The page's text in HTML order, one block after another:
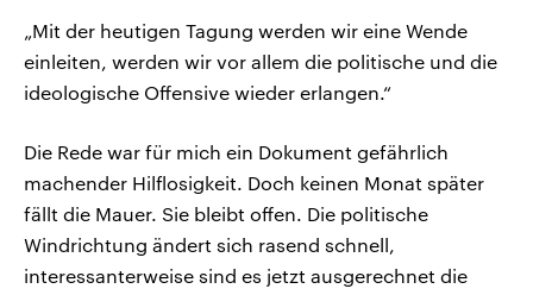
„Mit der heutigen Tagung werden wir eine Wende
einleiten, werden wir vor allem die politische und die
ideologische Offensive wieder erlangen.“
Die Rede war für mich ein Dokument gefährlich
machender Hilflosigkeit. Doch keinen Monat später
fällt die Mauer. Sie bleibt offen. Die politische
Windrichtung ändert sich rasend schnell,
interessanterweise sind es jetzt ausgerechnet die